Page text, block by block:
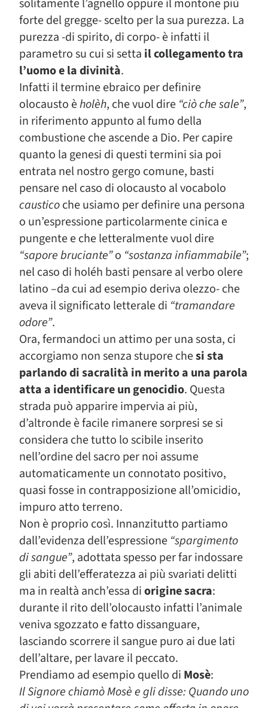
solitamente l’agnello oppure il montone più
forte del gregge- scelto per la sua purezza. La
purezza -di spirito, di corpo- è infatti il
parametro su cui si setta il collegamento tra
l’uomo e la divinità.
Infatti il termine ebraico per definire
olocausto èholèh, che vuol dire “ciò che sale”,
in riferimento appunto al fumo della
combustione che ascende a Dio. Per capire
quanto la genesi di questi termini sia poi
entrata nel nostro gergo comune, basti
pensare nel caso di olocausto al vocabolo
causticoche usiamo per definire una persona
o un’espressione particolarmente cinica e
pungente e che letteralmente vuol dire
“sapore bruciante”o “sostanza infiammabile”;
nel caso di holéh basti pensare al verbo olere
latino –da cui ad esempio deriva olezzo- che
aveva il significato letterale di “tramandare
odore”.
Ora, fermandoci un attimo per una sosta, ci
accorgiamo non senza stupore chesi sta
parlando di sacralità in merito a una parola
atta a identificare un genocidio. Questa
strada può apparire impervia ai più,
d’altronde è facile rimanere sorpresi se si
considera che tutto lo scibile inserito
nell’ordine del sacro per noi assume
automaticamente un connotato positivo,
quasi fosse in contrapposizione all’omicidio,
impuro atto terreno.
Non è proprio così. Innanzitutto partiamo
dall’evidenza dell’espressione “spargimento
di sangue”, adottata spesso per far indossare
gli abiti dell’efferatezza ai più svariati delitti
ma in realtà anch’essa diorigine sacra:
durante il rito dell’olocausto infatti l’animale
veniva sgozzato e fatto dissanguare,
lasciando scorrere il sangue puro ai due lati
dell’altare, per lavare il peccato.
Prendiamo ad esempio quello di Mosè:
Il Signore chiamò Mosè e gli disse: Quando uno